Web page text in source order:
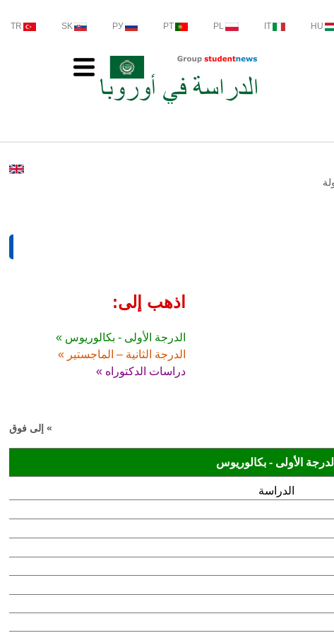
HU
IT
PL
PT
РУ
SK
TR
اذهب إلى:
الدرجة الأولى - بكالوريوس »
الدرجة الثانية – الماجستير »
دراسات الدكتوراه »
» إلى فوق
الدرجة الأولى - بكالوريوس
الدراسة